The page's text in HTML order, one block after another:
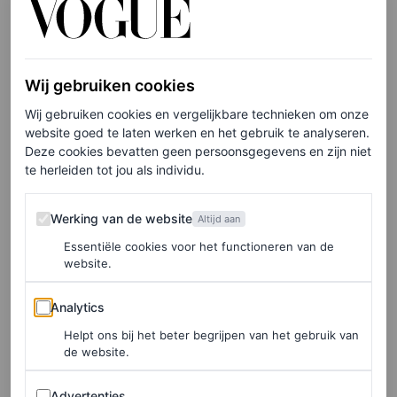
Millionaire,” vertelt Depp. “Ik ben ook helemaal weg van
het verfijnde borduurwerk en de prachtige details – het is
gecompleteerd met exclusieve juwelen van Chanel High
Jewelry, waaronder de Motif Russe-ketting en -armband,
beide vervaardigd uit 18-karaats witgoud en bezet met
LEES OOK
Iconische Marilyn Monroe-jurk beschadigd
nadat Kim Kardashian hem droeg naar het
Met Gala
MARJOLEIN VAN DEN BRAND
Wij gebruiken cookies
Wij gebruiken cookies en vergelijkbare technieken om onze
website goed te laten werken en het gebruik te analyseren.
Deze cookies bevatten geen persoonsgegevens en zijn niet
te herleiden tot jou als individu.
Werking van de website
Werking van de website Altijd aan
Essentiële cookies voor het functioneren van de
website.
Analytics
Analytics
Helpt ons bij het beter begrijpen van het gebruik van
de website.
Advertenties